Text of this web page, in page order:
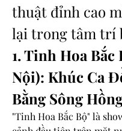
thuật đỉnh cao
lại trong tâm trí
1. Tinh Hoa Bắc
Nội): Khúc Ca
Bằng Sông
"Tinh Hoa Bắc Bộ" là